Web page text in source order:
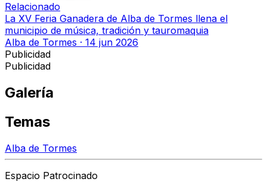
Relacionado
La XV Feria Ganadera de Alba de Tormes llena el
municipio de música, tradición y tauromaquia
Alba de Tormes · 14 jun 2026
Publicidad
Publicidad
Galería
Temas
Alba de Tormes
Espacio Patrocinado